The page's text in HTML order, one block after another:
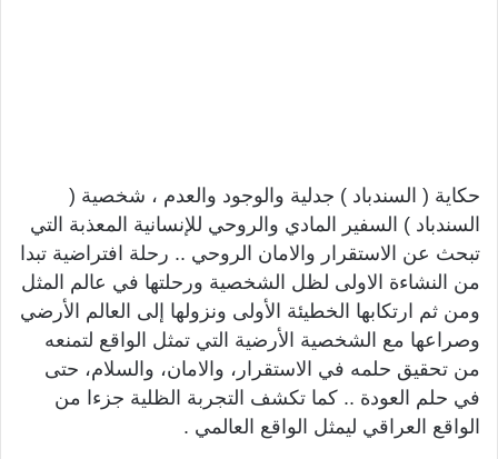
حكاية ( السندباد ) جدلية والوجود والعدم ، شخصية (
السندباد ) السفير المادي والروحي للإنسانية المعذبة التي
تبحث عن الاستقرار والامان الروحي .. رحلة افتراضية تبدا
من النشاءة الاولى لظل الشخصية ورحلتها في عالم المثل
ومن ثم ارتكابها الخطيئة الأولى ونزولها إلى العالم الأرضي
وصراعها مع الشخصية الأرضية التي تمثل الواقع لتمنعه
من تحقيق حلمه في الاستقرار، والامان، والسلام، حتى
في حلم العودة .. كما تكشف التجربة الظلية جزءا من
الواقع العراقي ليمثل الواقع العالمي .